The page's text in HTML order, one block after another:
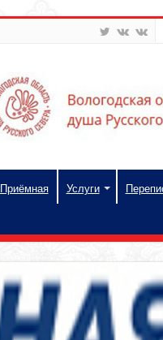
Приёмная Услуги